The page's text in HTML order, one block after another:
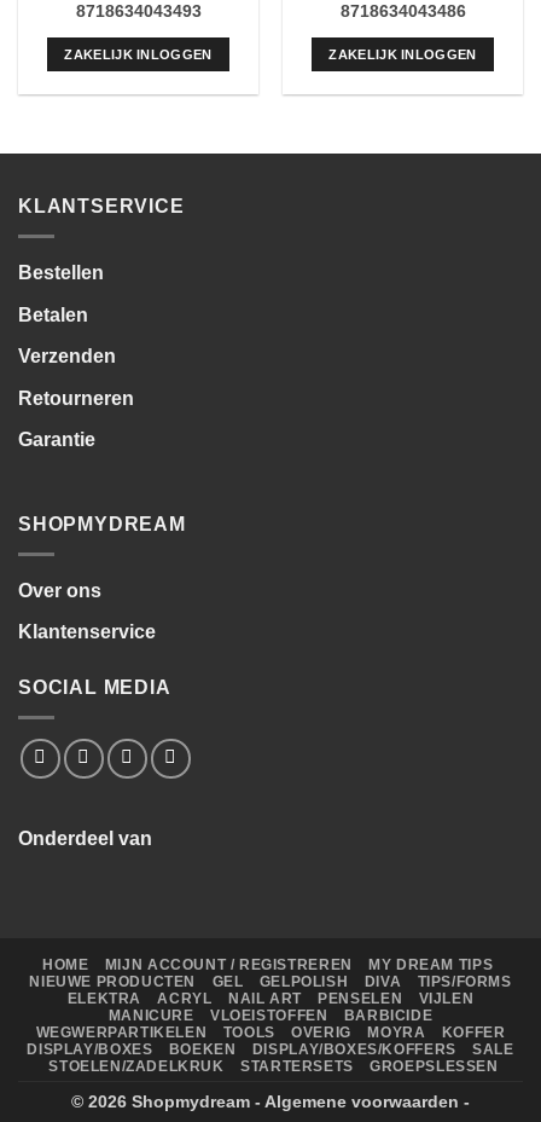
8718634043493
ZAKELIJK INLOGGEN
8718634043486
ZAKELIJK INLOGGEN
KLANTSERVICE
Bestellen
Betalen
Verzenden
Retourneren
Garantie
SHOPMYDREAM
Over ons
Klantenservice
SOCIAL MEDIA
Onderdeel van
HOME MIJN ACCOUNT / REGISTREREN
MY DREAM TIPS
NIEUWE PRODUCTEN
GEL GELPOLISH DIVA
TIPS/FORMS
ELEKTRA
ACRYL NAIL ART PENSELEN
VIJLEN
MANICURE
VLOEISTOFFEN
BARBICIDE
WEGWERPARTIKELEN
TOOLS OVERIG MOYRA
KOFFER
DISPLAY/BOXES
BOEKEN DISPLAY/BOXES/KOFFERS
SALE
STOELEN/ZADELKRUK
STARTERSETS GROEPSLESSEN
© 2026 Shopmydream - Algemene voorwaarden -